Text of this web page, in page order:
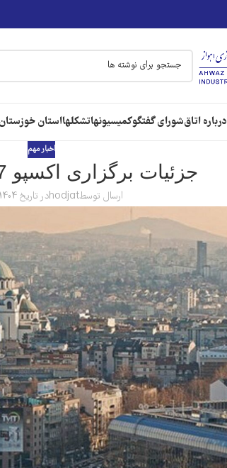
درباره اتاقشورای گفتگوکمیسیونهاتشکلهااستان خوزستان
اخبار مهم
جزئیات برگزاری اکسپو 2027 در بلگراد
ارسال توسطhodjatدر تاریخ 1404-10-02